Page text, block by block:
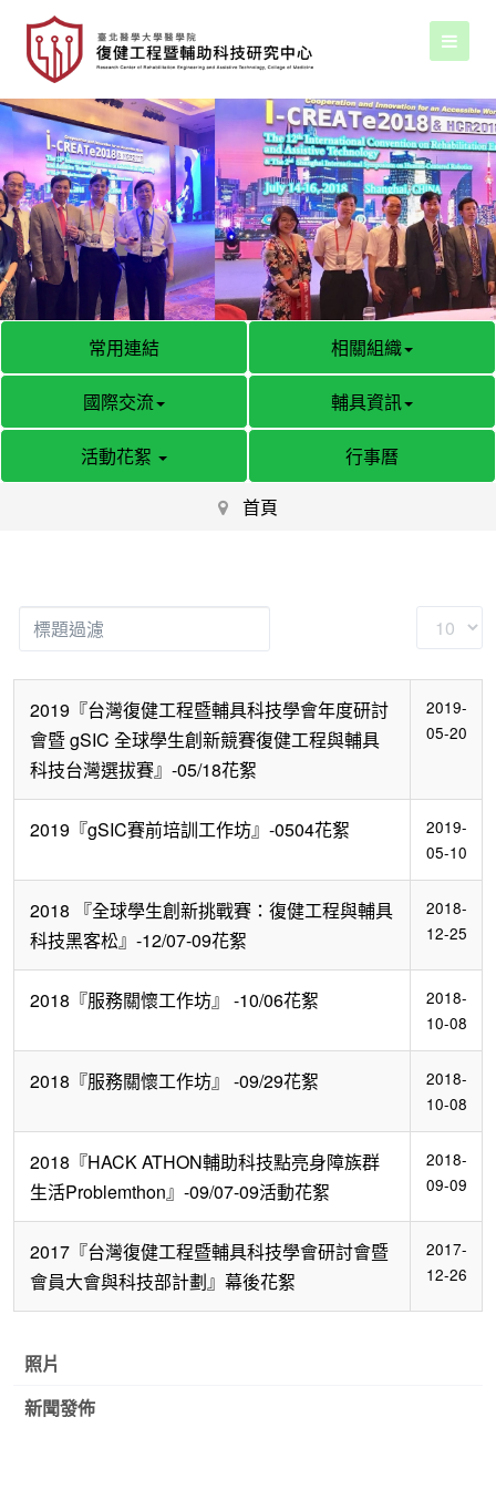
常用連結 相關組織
國際交流 輔具資訊
活動花絮
行事曆
首頁
標
題
過
濾
示
數
目
2019『台灣復健工程暨輔具科技學會年度研討
會暨 gSIC 全球學生創新競賽復健工程與輔具
科技台灣選拔賽』-05/18花絮
2019-
05-20
2019『gSIC賽前培訓工作坊』-0504花絮
2019-
05-10
2018 『全球學生創新挑戰賽：復健工程與輔具
科技黑客松』-12/07-09花絮
2018-
12-25
2018『服務關懷工作坊』 -10/06花絮
2018-
10-08
2018『服務關懷工作坊』 -09/29花絮
2018-
10-08
2018『HACK ATHON輔助科技點亮身障族群
生活Problemthon』-09/07-09活動花絮
2018-
09-09
2017『台灣復健工程暨輔具科技學會研討會暨
會員大會與科技部計劃』幕後花絮
2017-
12-26
照片
新聞發佈